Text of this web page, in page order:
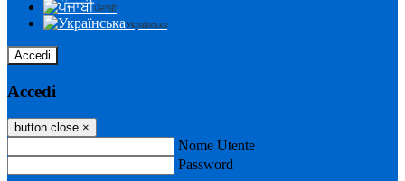
ਪੰਜਾਬੀ
Українська
Accedi
Accedi
button close ×
Nome Utente
Password